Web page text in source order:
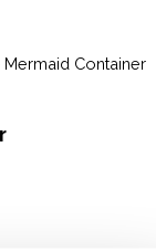
Mermaid Container